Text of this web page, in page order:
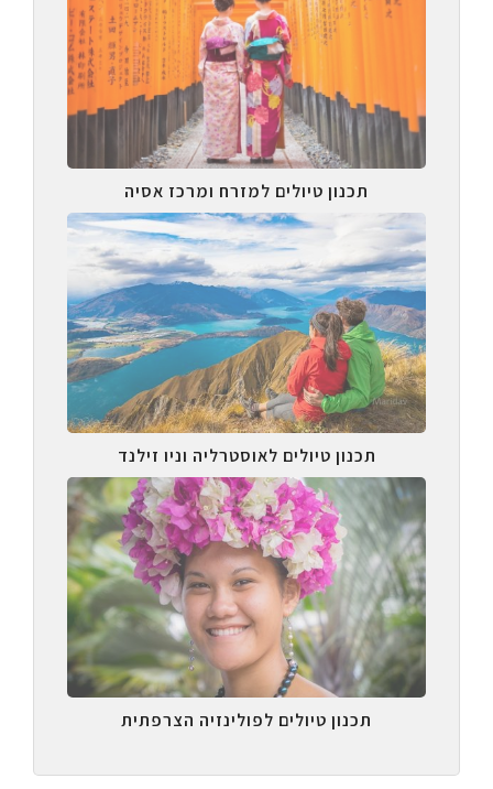
תכנון טיולים למזרח ומרכז אסיה
תכנון טיולים לאוסטרליה וניו זילנד
תכנון טיולים לפולינזיה הצרפתית